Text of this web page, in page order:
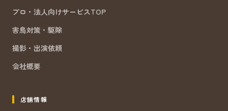
プロ・法人向けサービスTOP
害鳥対策・駆除
撮影・出演依頼
会社概要
店舗情報